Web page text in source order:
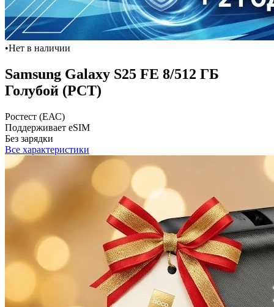
•Нет в наличии
Samsung Galaxy S25 FE 8/512 ГБ
Голубой (РСТ)
Ростест (ЕАС)
Поддерживает eSIM
Без зарядки
Все характеристики